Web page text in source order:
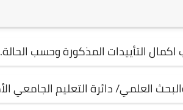
التأييدات المذكورة وحسب الحالة.
العلمي/ دائرة التعليم الجامعي